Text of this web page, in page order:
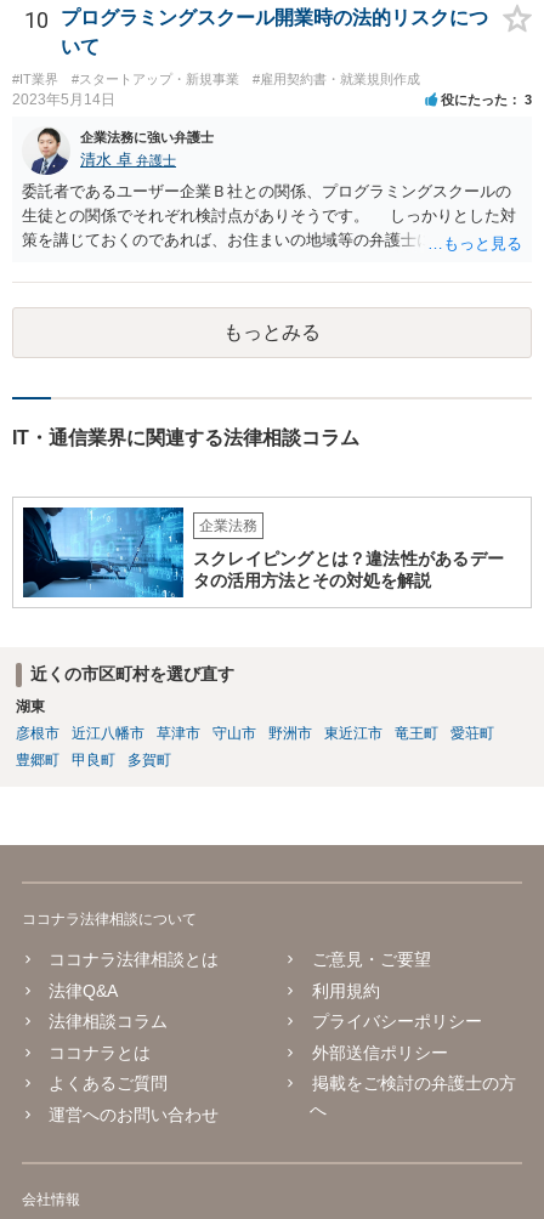
10
プログラミングスクール開業時の法的リスクにつ
いて
#IT業界 #スタートアップ・新規事業 #雇用契約書・就業規則作成
2023年5月14日 役にたった 3
企業法務に強い弁護士
清水 卓 弁護士
委託者であるユーザー企業Ｂ社との関係、プログラミングスクールの
生徒との関係でそれぞれ検討点がありそうです。 しっかりとした対
策を講じておくのであれば、お住まいの地域等の弁護士に直接相談の
下さい。 (委託であるユーザー企業Ｂ社との関係) 例えば、 •プログラ
ミングスクールの生徒が開発案件に関わることを事前に把握•承諾して
いるか •準委任契約で要求される受託者の善管注意義務を果たせるか •
開発に関わった生徒がユーザー企業Ｂ社との間でプログラミングスク
ングスクールと生徒との間の契約関係•内容の整備（プログラミング講
や受託業務の遂行として扱われれないか（これらの対価としての給与•
報酬の発生の有無等） •生徒のミス等により発生した損害の責任の所在
（プログラミングスクールが責任を負う範囲、生徒が責任を負うこと
があるのか否か等） •開発案件に関わった生徒がユーザー企業の秘密を
漏洩しないような対策を講じる なお、インターネットを通じたプログ
術の教授」(いわゆるパソコン教室)に該当するか否かについて、消費者
庁及び経済産業省の検討の結果、「パソコンの操作に関する知識や技
術の教授と一体不可分とならない限り、『特定継続的役務』に該当し
ない」ことが明らかにされています。 【参考】インターネットを通じ
たプログラミング教育の提供が明確化されます~産業競争力強化法の
seidosuishin/press/141225_press.pdf
もっとみる
IT・通信業界に関連する法律相談コラム
企業法務
スクレイピングとは？違法性があるデー
タの活用方法とその対処を解説
近くの市区町村を選び直す
湖東
彦根市
近江八幡市 草津市 守山市 野洲市 東近江市 竜王町
愛荘町
豊郷町
甲良町 多賀町
ココナラ法律相談について
ココナラ法律相談とは
法律Q&A
法律相談コラム
ココナラとは
よくあるご質問
運営へのお問い合わせ
ご意見・ご要望
利用規約
プライバシーポリシー
外部送信ポリシー
掲載をご検討の弁護士の方
へ
会社情報